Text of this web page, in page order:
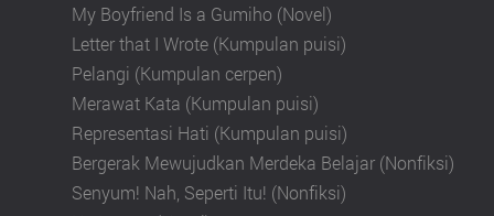
My Boyfriend Is a Gumiho (Novel)
Letter that I Wrote (Kumpulan puisi)
Pelangi (Kumpulan cerpen)
Merawat Kata (Kumpulan puisi)
Representasi Hati (Kumpulan puisi)
Bergerak Mewujudkan Merdeka Belajar (Nonfiksi)
Senyum! Nah, Seperti Itu! (Nonfiksi)